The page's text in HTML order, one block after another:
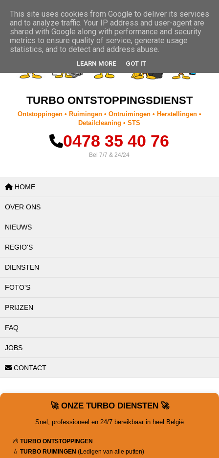
Zoeken
TURBO ONTSTOPPINGSDIENST
Ontstoppingen • Ruimingen • Ontruimingen • Herstellingen •
Detailcleaning • STS
0478 35 40 76
Bel 7/7 & 24/24
HOME
OVER ONS
NIEUWS
REGIO'S
DIENSTEN
FOTO'S
PRIJZEN
FAQ
JOBS
CONTACT
🚀 ONZE TURBO DIENSTEN 🚀
Snel, professioneel en 24/7 bereikbaar in heel België
💩 TURBO ONTSTOPPINGEN
💧 TURBO RUIMINGEN (Ledigen van alle putten)
This site uses cookies from Google to deliver its services
and to analyze traffic. Your IP address and user-agent are
shared with Google along with performance and security
metrics to ensure quality of service, generate usage
statistics, and to detect and address abuse.
LEARN MORE GOT IT